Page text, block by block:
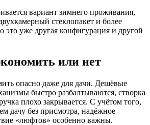
вариант зимнего проживания,
стеклопакет и более
уже другая конфигурация и другой
или нет
опасно даже для дачи. Дешёвые
быстро разбалтываются, створка
плохо закрывается. С учётом того,
дачу без присмотра, надёжное
«люфтов» особенно важны.